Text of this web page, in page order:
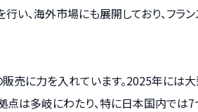
、海外市場にも展開しており、フラン
売に力を入れています。2025年には
は多岐にわたり、特に日本国内で